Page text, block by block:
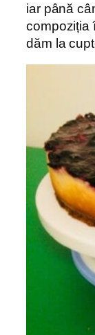
iar până
compoziția
dăm la